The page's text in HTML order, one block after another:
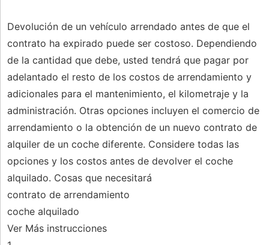
Devolución de un vehículo arrendado antes de que el
contrato ha expirado puede ser costoso. Dependiendo
de la cantidad que debe, usted tendrá que pagar por
adelantado el resto de los costos de arrendamiento y
adicionales para el mantenimiento, el kilometraje y la
administración. Otras opciones incluyen el comercio de
arrendamiento o la obtención de un nuevo contrato de
alquiler de un coche diferente. Considere todas las
opciones y los costos antes de devolver el coche
alquilado. Cosas que necesitará
contrato de arrendamiento
coche alquilado
Ver Más instrucciones